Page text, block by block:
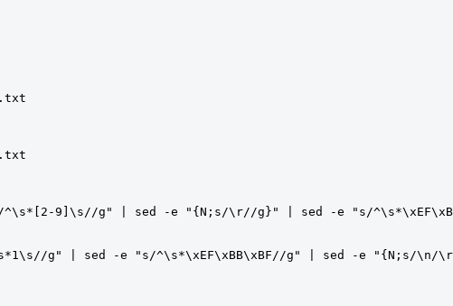
. txt
. txt
^\s*[2-9]\s//g" sed -e "{N;s/\r//g}" sed -e "s/
g" sed -e "s/^\s*\xEF\xBB\xBF//g" sed -e "{N;s/\n/